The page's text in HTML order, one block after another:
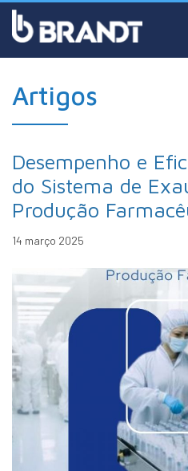
Artigos
Desempenho e
do Sistema de
Produção
14 março 2025